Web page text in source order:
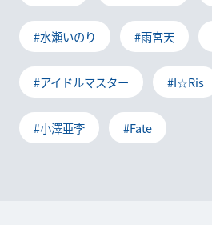
#水瀬いのり #雨宮天
#アイドルマスター #I☆Ris
#小澤亜李 #Fate